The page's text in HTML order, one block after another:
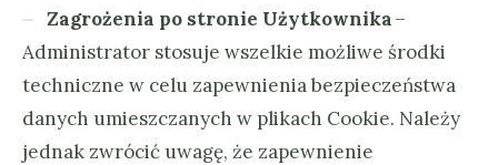
Zagrożenia po stronie Użytkownika–
Administrator stosuje wszelkie możliwe środki
techniczne w celu zapewnienia bezpieczeństwa
danych umieszczanych w plikach Cookie. Należy
jednak zwrócić uwagę, że zapewnienie